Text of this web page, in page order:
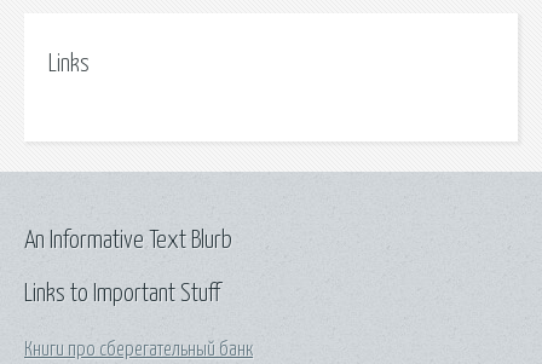
Links
Links to Important Stuff
Книги про сберегательный банк
An Informative Text Blurb